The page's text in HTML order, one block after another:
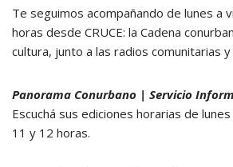
Te seguimos acompañando de lunes a
horas desde CRUCE: la Cadena
cultura, junto a las radios comunitarias
Panorama Conurbano | Servicio
Escuchá sus ediciones horarias de
11 y 12 horas.